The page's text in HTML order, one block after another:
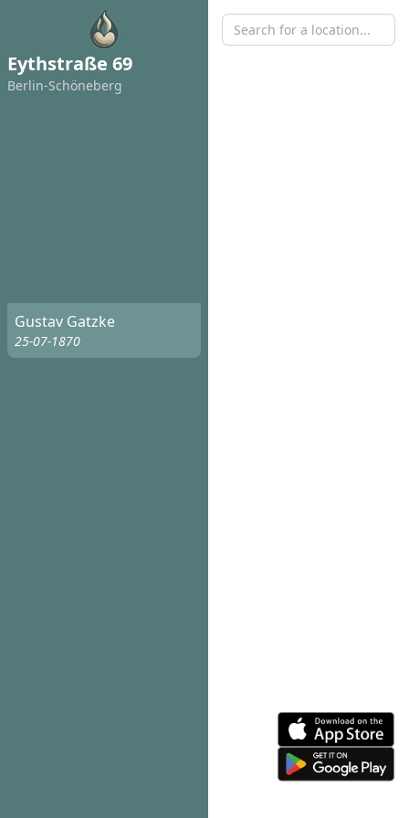
Eythstraße 69
Berlin-Schöneberg
Gustav Gatzke
25-07-1870